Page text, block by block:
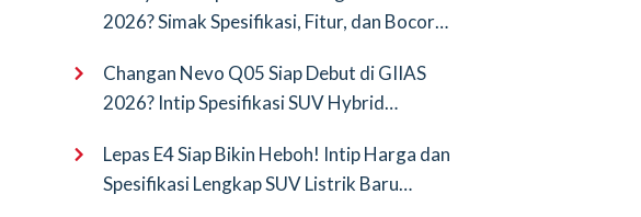
2026? Simak Spesifikasi, Fitur, dan Bocoran
Changan Nevo Q05 Siap Debut di GIIAS
2026? Intip Spesifikasi SUV Hybrid
Lepas E4 Siap Bikin Heboh! Intip Harga dan
Spesifikasi Lengkap SUV Listrik Baru